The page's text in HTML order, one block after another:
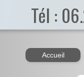
Tél :
Accueil